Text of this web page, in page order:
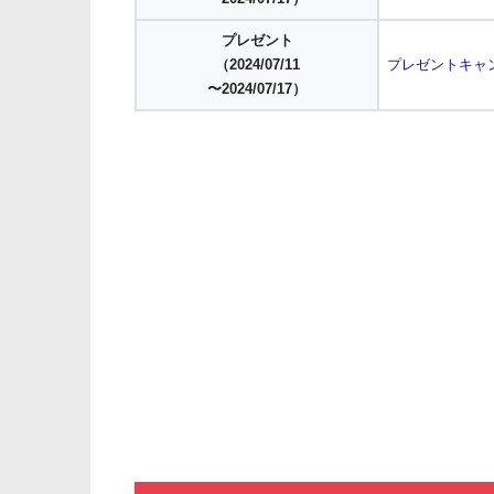
プレゼント
（2024/07/11
〜2024/07/17）
プレゼントキャ